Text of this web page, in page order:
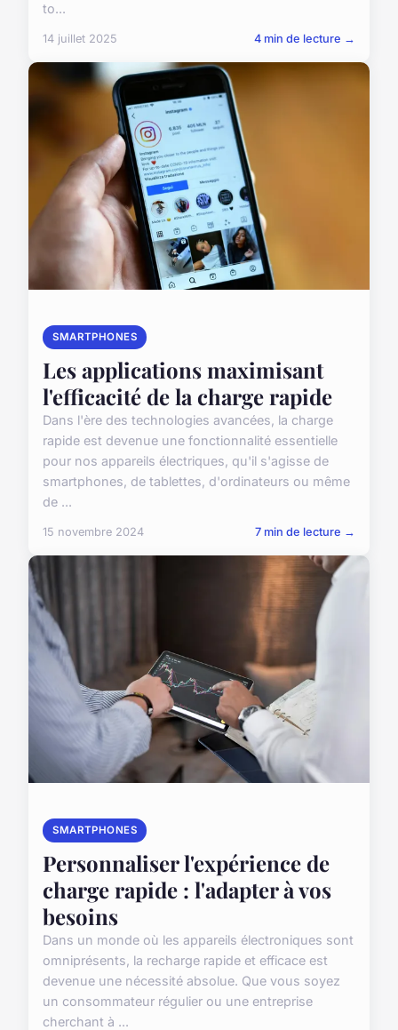
to...
14 juillet 2025 4 min de lecture →
SMARTPHONES
Les applications maximisant
l'efficacité de la charge rapide
Dans l'ère des technologies avancées, la charge
rapide est devenue une fonctionnalité essentielle
pour nos appareils électriques, qu'il s'agisse de
smartphones, de tablettes, d'ordinateurs ou même
de ...
15 novembre 2024 7 min de lecture →
SMARTPHONES
Personnaliser l'expérience de
charge rapide : l'adapter à vos
besoins
Dans un monde où les appareils électroniques sont
omniprésents, la recharge rapide et efficace est
devenue une nécessité absolue. Que vous soyez
un consommateur régulier ou une entreprise
cherchant à ...